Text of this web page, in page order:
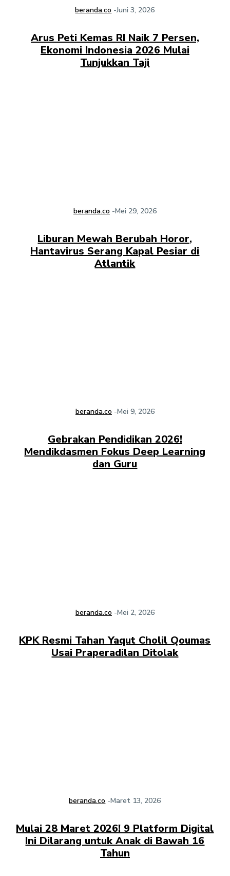
beranda.co -Juni 3, 2026
Arus Peti Kemas RI Naik 7 Persen,
Ekonomi Indonesia 2026 Mulai
Tunjukkan Taji
beranda.co -Mei 29, 2026
Liburan Mewah Berubah Horor,
Hantavirus Serang Kapal Pesiar di
Atlantik
beranda.co -Mei 9, 2026
Gebrakan Pendidikan 2026!
Mendikdasmen Fokus Deep Learning
dan Guru
beranda.co -Mei 2, 2026
KPK Resmi Tahan Yaqut Cholil Qoumas
Usai Praperadilan Ditolak
beranda.co -Maret 13, 2026
Mulai 28 Maret 2026! 9 Platform Digital
Ini Dilarang untuk Anak di Bawah 16
Tahun